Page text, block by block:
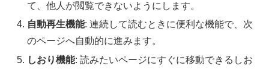
て、他人が閲覧できないようにします。
自動再生機能: 連続して読むときに便利な機能で、次
のページへ自動的に進みます。
しおり機能: 読みたいページにすぐに移動できるしお